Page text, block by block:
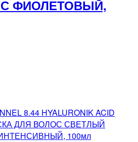
ФИОЛЕТОВЫЙ,
8.44 HYALURONIK ACID
ДЛЯ ВОЛОС СВЕТЛЫЙ
100мл